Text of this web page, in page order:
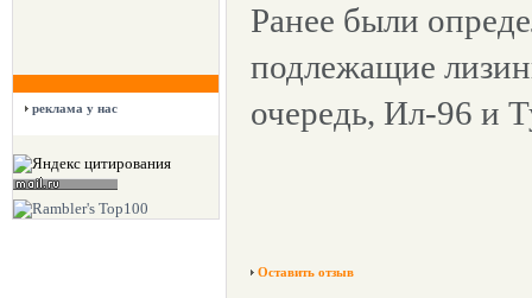
реклама у нас
Ранее были
подлежащие
очередь, Ил-96 и
Оставить отзыв